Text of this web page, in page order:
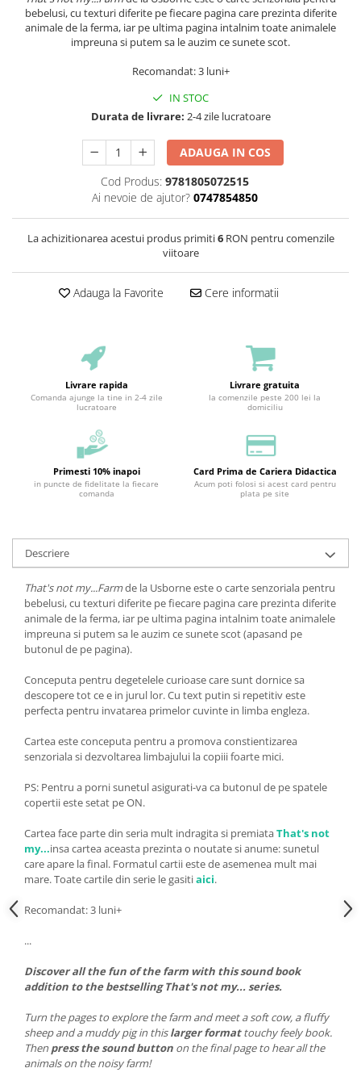
bebelusi, cu texturi diferite pe fiecare pagina care prezinta diferite
animale de la ferma, iar pe ultima pagina intalnim toate animalele
impreuna si putem sa le auzim ce sunete scot.
Recomandat: 3 luni+
IN STOC
Durata de livrare: 2-4 zile lucratoare
ADAUGA IN COS
Cod Produs: 9781805072515
Ai nevoie de ajutor? 0747854850
La achizitionarea acestui produs primiti6RON pentru comenzile
viitoare
Adauga la Favorite Cere informatii
Livrare rapida
Comanda ajunge la tine in 2-4 zile
lucratoare
Livrare gratuita
la comenzile peste 200 lei la
domiciliu
Primesti 10% inapoi
in puncte de fidelitate la fiecare
comanda
Card Prima de Cariera Didactica
Acum poti folosi si acest card pentru
plata pe site
Descriere
That's not my...Farmde la Usborne este o carte senzoriala pentru
bebelusi, cu texturi diferite pe fiecare pagina care prezinta diferite
animale de la ferma, iar pe ultima pagina intalnim toate animalele
impreuna si putem sa le auzim ce sunete scot (apasand pe
butonul de pe pagina).
Conceputa pentru degetelele curioase care sunt dornice sa
descopere tot ce e in jurul lor. Cu text putin si repetitiv este
perfecta pentru invatarea primelor cuvinte in limba engleza.
Cartea este conceputa pentru a promova constientizarea
senzoriala si dezvoltarea limbajului la copiii foarte mici.
PS: Pentru a porni sunetul asigurati-va ca butonul de pe spatele
copertii este setat pe ON.
Cartea face parte din seria mult indragita si premiataThat's not
my...insa cartea aceasta prezinta o noutate si anume: sunetul
care apare la final. Formatul cartii este de asemenea mult mai
mare.Toate cartile din serie le gasitiaici.
Recomandat: 3 luni+
...
Discover all the fun of the farm with this sound book
addition to the bestselling That's not my... series.
Turn the pages to explore the farm and meet a soft cow, a fluffy
sheep and a muddy pig in thislarger formattouchy feely book.
Then press the sound button on the final page to hear all the
animals on the noisy farm!